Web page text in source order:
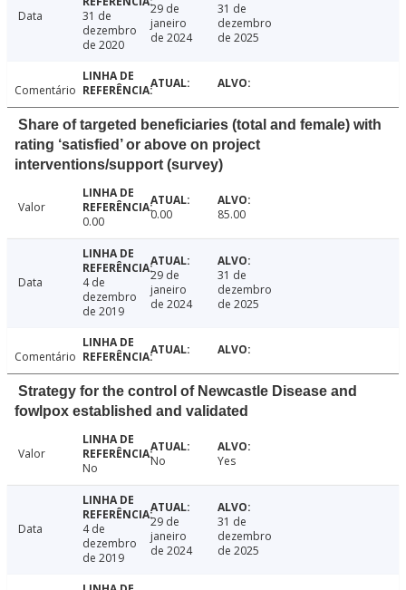
Data
31 de
dezembro
de 2020
29 de
janeiro
de 2024
31 de
dezembro
de 2025
Comentário
Share of targeted beneficiaries (total and female) with
rating ‘satisfied’ or above on project
interventions/support (survey)
Valor
0.00
0.00 85.00
Data
4 de
dezembro
de 2019
29 de
janeiro
de 2024
31 de
dezembro
de 2025
Comentário
Strategy for the control of Newcastle Disease and
fowlpox established and validated
Valor
No
No Yes
Data
4 de
dezembro
de 2019
29 de
janeiro
de 2024
31 de
dezembro
de 2025